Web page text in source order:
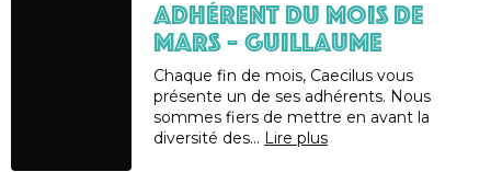
ADHÉRENT DU MOIS DE
MARS – GUILLAUME
Chaque fin de mois, Caecilus vous
présente un de ses adhérents. Nous
sommes fiers de mettre en avant la
diversité des… Lire plus